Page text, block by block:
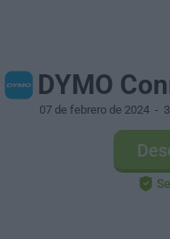
DYMO
07 de febrero de 2024 -